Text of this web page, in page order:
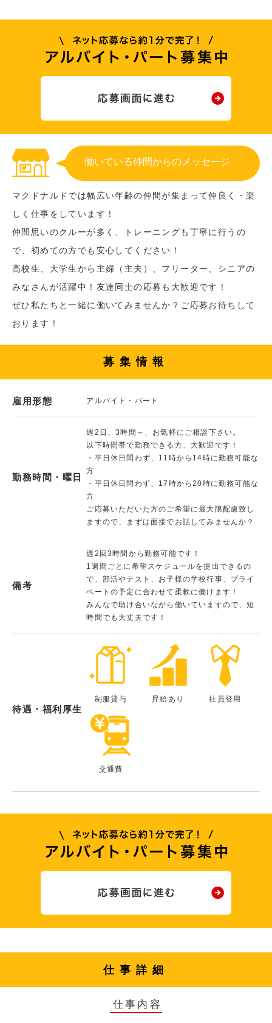
働いている仲間からのメッセージ
マクドナルドでは幅広い年齢の仲間が集まって仲良く・楽
しく仕事をしています！
仲間思いのクルーが多く、トレーニングも丁寧に行うの
で、初めての方でも安心してください！
高校生、大学生から主婦（主夫）、フリーター、シニアの
みなさんが活躍中！友達同士の応募も大歓迎です！
ぜひ私たちと一緒に働いてみませんか？ご応募お待ちして
おります！
募集情報
雇用形態 アルバイト・パート
勤務時間・曜日
週2日、3時間～、お気軽にご相談下さい。
以下時間帯で勤務できる方、大歓迎です！
・平日休日問わず、11時から14時に勤務可能な
方
・平日休日問わず、17時から20時に勤務可能な
方
ご応募いただいた方のご希望に最大限配慮致し
ますので、まずは面接でお話してみませんか？
備考
週2回3時間から勤務可能です！
1週間ごとに希望スケジュールを提出できるの
で、部活やテスト、お子様の学校行事、プライ
ベートの予定に合わせて柔軟に働けます！
みんなで助け合いながら働いていますので、短
時間でも大丈夫です！
待遇・福利厚生
制服貸与 昇給あり 社員登用
交通費
仕事詳細
仕事内容